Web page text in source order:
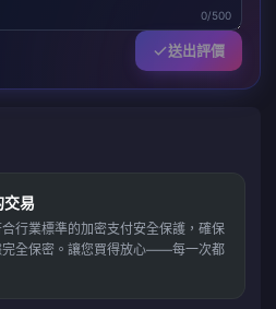
0/500
送出評價
交易
行業標準的加密支付安全保護，確保
完全保密。讓您買得放心——每一次都